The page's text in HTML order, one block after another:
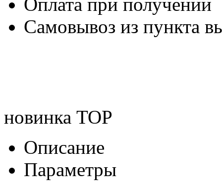
Самовывоз из пункта
новинка TOP
Описание
Параметры